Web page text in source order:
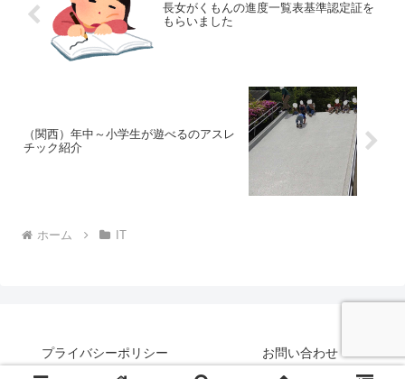
長女がくもんの進度一覧表基準認定証を
もらいました
（関西）年中～小学生が遊べるのアスレ
チック紹介
ホーム IT
プライバシーポリシー お問い合わせ